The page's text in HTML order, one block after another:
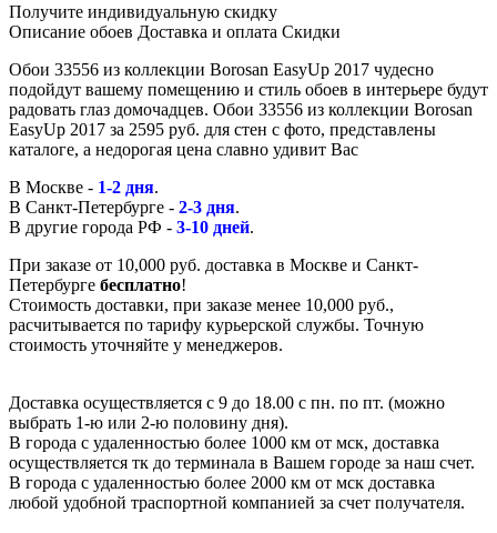
Получите индивидуальную скидку
Описание обоев Доставка и оплата Скидки
Обои 33556 из коллекции Borosan EasyUp 2017 чудесно
подойдут вашему помещению и стиль обоев в интерьере будут
радовать глаз домочадцев. Обои 33556 из коллекции Borosan
EasyUp 2017 за 2595 руб. для стен с фото, представлены
каталоге, а недорогая цена славно удивит Вас
В Москве - 1-2 дня.
В Санкт-Петербурге - 2-3 дня.
В другие города РФ - 3-10 дней.
При заказе от 10,000 руб. доставка в Москве и Санкт-
Петербурге бесплатно!
Стоимость доставки, при заказе менее 10,000 руб.,
расчитывается по тарифу курьерской службы. Точную
стоимость уточняйте у менеджеров.
Доставка осуществляется с 9 до 18.00 с пн. по пт. (можно
выбрать 1-ю или 2-ю половину дня).
В города с удаленностью более 1000 км от мск, доставка
осуществляется тк до терминала в Вашем городе за наш счет.
В города с удаленностью более 2000 км от мск доставка
любой удобной траспортной компанией за счет получателя.